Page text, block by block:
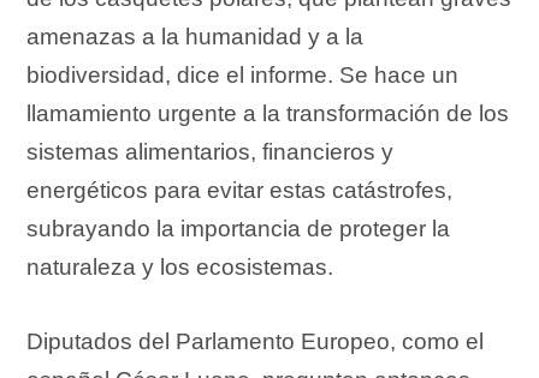
amenazas a la humanidad y a la
biodiversidad, dice el informe. Se hace un
llamamiento urgente a la transformación de los
sistemas alimentarios, financieros y
energéticos para evitar estas catástrofes,
subrayando la importancia de proteger la
naturaleza y los ecosistemas.
Diputados del Parlamento Europeo, como el